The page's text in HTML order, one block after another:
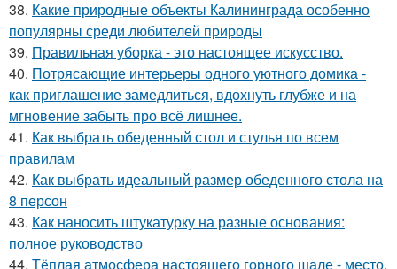
38. Какие природные объекты Калининграда особенно
популярны среди любителей природы
39. Правильная уборка - это настоящее искусство.
40. Потрясающие интерьеры одного уютного домика -
как приглашение замедлиться, вдохнуть глубже и на
мгновение забыть про всё лишнее.
41. Как выбрать обеденный стол и стулья по всем
правилам
42. Как выбрать идеальный размер обеденного стола на
8 персон
43. Как наносить штукатурку на разные основания:
полное руководство
44. Тёплая атмосфера настоящего горного шале - место,